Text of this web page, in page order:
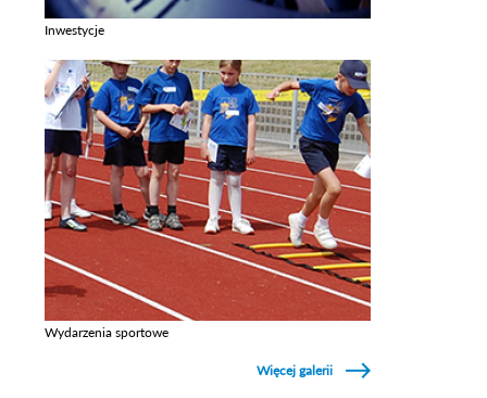
Inwestycje
Wydarzenia sportowe
Więcej galerii